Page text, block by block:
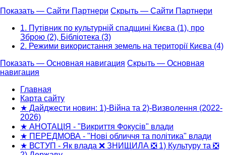
Показать — Сайти Партнери Скрыть — Сайти Партнери
1. Путівник по культурній спадщині Києва (1), про
Зброю (2), Бібліотека (3)
2. Режими використання земель на території Києва (4)
Основная
навигация
Показать — Основная навигация Скрыть — Основная
навигация
Главная
Карта сайту
★ Дайджести новин: 1)-Війна та 2)-Визволення (2022-
2026)
★ АНОТАЦІЯ - "Викриття Фокусів" влади
★ ПЕРЕДМОВА - "Нові обличчя та політика" влади
★ ВСТУП - Як влада ❌ ЗНИЩИЛА ❎ 1) Культуру та ❎